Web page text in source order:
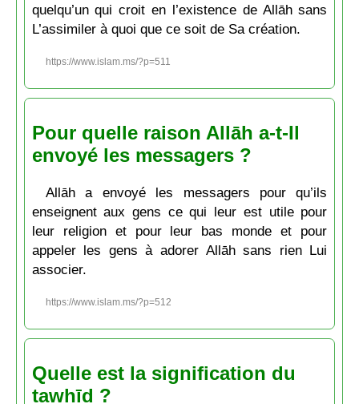
quelqu’un qui croit en l’existence de Allāh sans
L’assimiler à quoi que ce soit de Sa création.
https://www.islam.ms/?p=511
Pour quelle raison Allāh a-t-Il
envoyé les messagers ?
Allāh a envoyé les messagers pour qu’ils
enseignent aux gens ce qui leur est utile pour
leur religion et pour leur bas monde et pour
appeler les gens à adorer Allāh sans rien Lui
associer.
https://www.islam.ms/?p=512
Quelle est la signification du
tawḥīd ?